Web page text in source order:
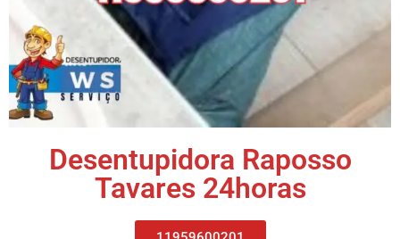
Desentupidora Raposso
Tavares 24horas